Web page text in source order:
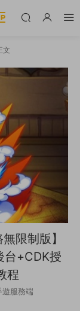
文
限制版】
台+CDK授
程
遊服務端